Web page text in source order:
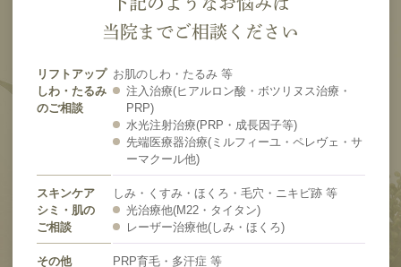
当院までご相談ください
リフトアップ
しわ・たるみ
のご相談
お肌のしわ・たるみ 等
注入治療(ヒアルロン酸・ボツリヌス治療・
PRP)
水光注射治療(PRP・成長因子等)
先端医療器治療(ミルフィーユ・ペレヴェ・サ
ーマクール他)
スキンケア
シミ・肌の
ご相談
しみ・くすみ・ほくろ・毛穴・ニキビ跡 等
光治療他(M22・タイタン)
レーザー治療他(しみ・ほくろ)
その他 PRP育毛・多汗症 等